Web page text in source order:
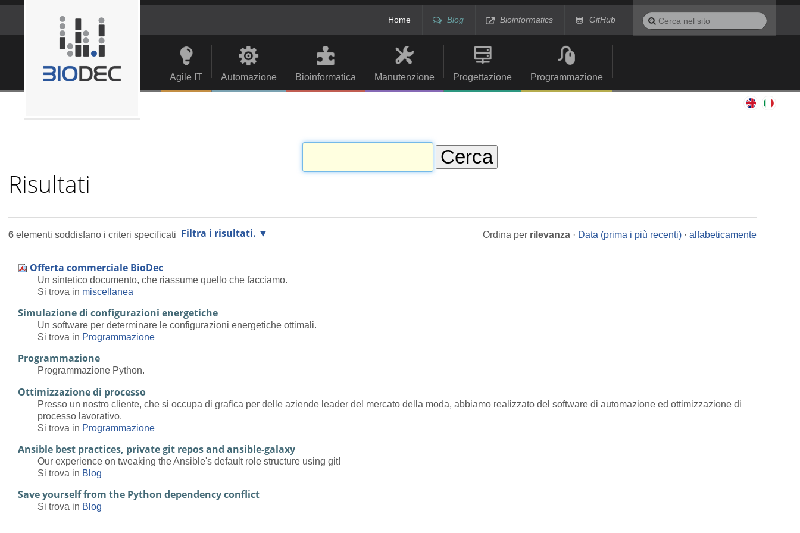
Home Blog Bioinformatics GitHub
Cerca
nel
Ricerca
Agile IT Automazione Bioinformatica Manutenzione Progettazione Programmazione
Risultati
6 elementi soddisfano i criteri specificati Filtra i risultati. Ordina per rilevanza · Data (prima i più recenti) · alfabeticamente
Offerta commerciale BioDec
Un sintetico documento, che riassume quello che facciamo.
Si trova in miscellanea
Simulazione di configurazioni energetiche
Un software per determinare le configurazioni energetiche ottimali.
Si trova in Programmazione
Programmazione
Programmazione Python.
Ottimizzazione di processo
Presso un nostro cliente, che si occupa di grafica per delle aziende leader del mercato della moda, abbiamo realizzato del software di automazione ed ottimizzazione di
processo lavorativo.
Si trova in Programmazione
Ansible best practices, private git repos and ansible-galaxy
Our experience on tweaking the Ansible's default role structure using git!
Si trova in Blog
Save yourself from the Python dependency conflict
Si trova in Blog